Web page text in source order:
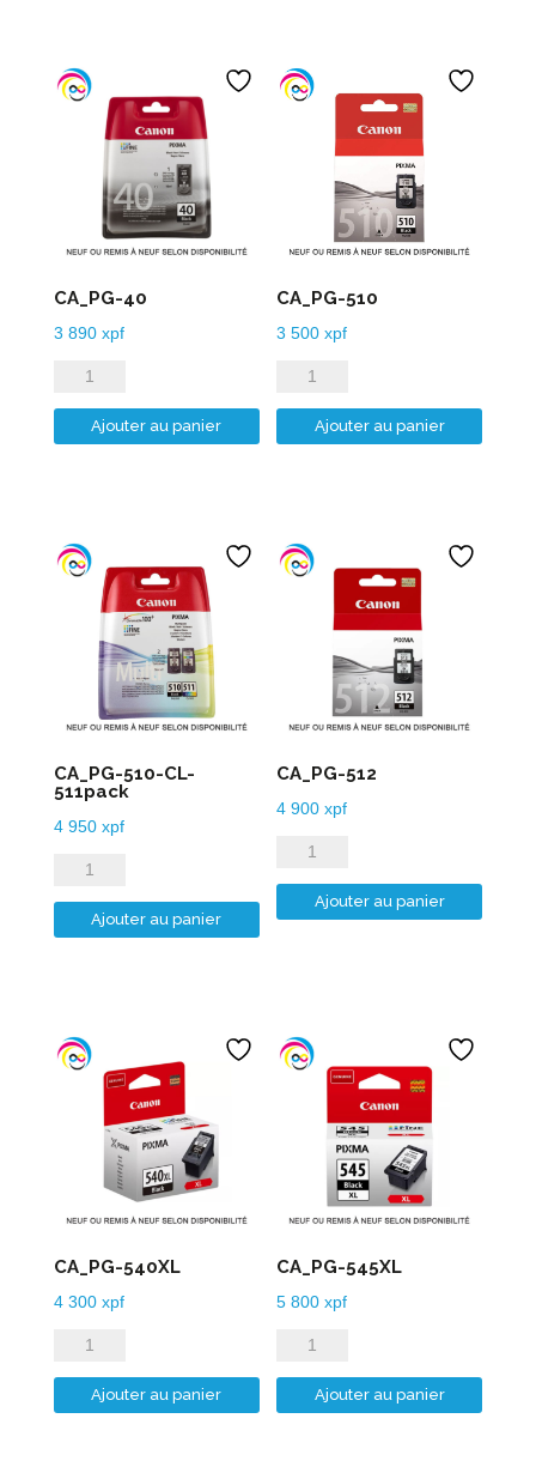
CA_PG-40
3 890 xpf
quantité
de
CA_PG-
Ajouter au panier
CA_PG-510
3 500xpf
quantité
de
CA_PG-
Ajouter au panier
CA_PG-510-CL-
511pack
4 950 xpf
quantité
de
CA_PG-
Ajouter au panier
CA_PG-512
4 900xpf
quantité
de
CA_PG-
Ajouter au panier
CA_PG-540XL
4 300 xpf
quantité
de
CA_PG-
Ajouter au panier
CA_PG-545XL
5 800xpf
quantité
de
CA_PG-
Ajouter au panier